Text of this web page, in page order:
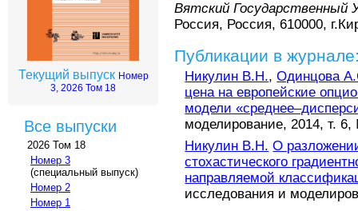
Текущий выпуск Номер
3, 2026 Том 18
Все выпуски
2026 Том 18
Номер 3
(специальный выпуск)
Номер 2
Номер 1
Вятский Государственный
Россия, Россия, 610000,
Публикации в
Никулин В.Н.,Одинцова
цена на европейские
модели
моделирование, 2014, т.
Никулин В.Н. О
стохастического
направляемой
исследования и